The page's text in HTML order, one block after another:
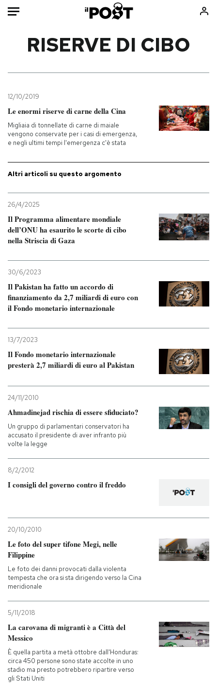
Mondo
Politica
Tecnologia
Internet
Sport
Consumismi
Ok Boomer!
Mondiali calcio 2026
PODCAST
NEWSLETTER
I MIEI PREFERITI
CALENDARIO
AREA PERSONALE
Entra
RISERVE DI CIBO
12/10/2019
Le enormi riserve di carne della Cina
Migliaia di tonnellate di carne di maiale
vengono conservate per i casi di emergenza,
e negli ultimi tempi l'emergenza c'è stata
Altri articoli su questo argomento
26/4/2025
Il Programma alimentare mondiale
dell’ONU ha esaurito le scorte di cibo
nella Striscia di Gaza
30/6/2023
Il Pakistan ha fatto un accordo di
finanziamento da 2,7 miliardi di euro con
il Fondo monetario internazionale
13/7/2023
Il Fondo monetario internazionale
presterà 2,7 miliardi di euro al Pakistan
24/11/2010
Ahmadinejad rischia di essere sfiduciato?
Un gruppo di parlamentari conservatori ha
accusato il presidente di aver infranto più
volte la legge
8/2/2012
I consigli del governo contro il freddo
20/10/2010
Le foto del super tifone Megi, nelle
Filippine
Le foto dei danni provocati dalla violenta
tempesta che ora si sta dirigendo verso la Cina
meridionale
5/11/2018
La carovana di migranti è a Città del
Messico
È quella partita a metà ottobre dall'Honduras:
circa 450 persone sono state accolte in uno
stadio ma presto potrebbero ripartire verso
gli Stati Uniti